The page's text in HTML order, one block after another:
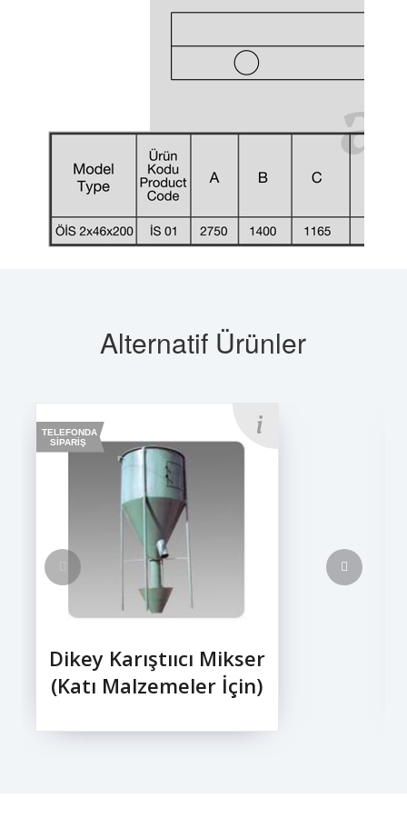
Alternatif Ürünler
TELEFONDA
SİPARİŞ
Dikey Karıştııcı Mikser
(Katı Malzemeler İçin)